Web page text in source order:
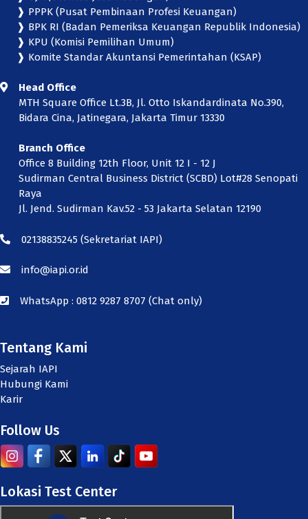
❱ PPPK (Pusat Pembinaan Profesi Keuangan)
❱ BPK RI (Badan Pemeriksa Keuangan Republik Indonesia)
❱ KPU (Komisi Pemilihan Umum)
❱ Komite Standar Akuntansi Pemerintahan (KSAP)
Head Office
MTH Square Office Lt.3B, Jl. Otto Iskandardinata No.390,
Bidara Cina, Jatinegara, Jakarta Timur 13330
Branch Office
Office 8 Building 12th Floor, Unit 12 I - 12 J
Sudirman Central Business District (SCBD) Lot#28 Senopati
Raya
Jl. Jend. Sudirman Kav.52 - 53 Jakarta Selatan 12190
02138835245 (Sekretariat IAPI)
info@iapi.or.id
WhatsApp : 0812 9287 8707 (Chat only)
Tentang Kami
Sejarah IAPI
Hubungi Kami
Karir
Follow Us
Lokasi Test Center